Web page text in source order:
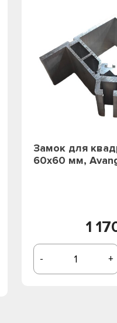
Замок для
60х60 мм,
1
- +